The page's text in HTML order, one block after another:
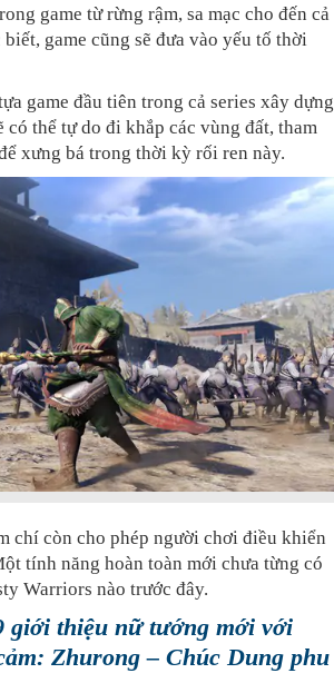
game từ rừng rậm, sa mạc cho đến cả
game cũng sẽ đưa vào yếu tố thời
game đầu tiên trong cả series xây dựng
thể tự do đi khắp các vùng đất, tham
xưng bá trong thời kỳ rối ren này.
chí còn cho phép người chơi điều khiển
tính năng hoàn toàn mới chưa từng có
Warriors nào trước đây.
giới thiệu nữ tướng mới với
Zhurong – Chúc Dung phu